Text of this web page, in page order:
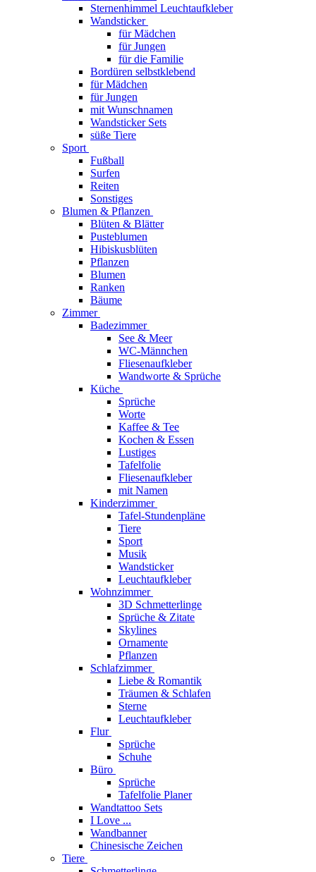
Sternenhimmel Leuchtaufkleber
Wandsticker
für Mädchen
für Jungen
für die Familie
Bordüren selbstklebend
für Mädchen
für Jungen
mit Wunschnamen
Wandsticker Sets
süße Tiere
Sport
Fußball
Surfen
Reiten
Sonstiges
Blumen & Pflanzen
Blüten & Blätter
Pusteblumen
Hibiskusblüten
Pflanzen
Blumen
Ranken
Bäume
Zimmer
Badezimmer
See & Meer
WC-Männchen
Fliesenaufkleber
Wandworte & Sprüche
Küche
Sprüche
Worte
Kaffee & Tee
Kochen & Essen
Lustiges
Tafelfolie
Fliesenaufkleber
mit Namen
Kinderzimmer
Tafel-Stundenpläne
Tiere
Sport
Musik
Wandsticker
Leuchtaufkleber
Wohnzimmer
3D Schmetterlinge
Sprüche & Zitate
Skylines
Ornamente
Pflanzen
Schlafzimmer
Liebe & Romantik
Träumen & Schlafen
Sterne
Leuchtaufkleber
Flur
Sprüche
Schuhe
Büro
Sprüche
Tafelfolie Planer
Wandtattoo Sets
I Love ...
Wandbanner
Chinesische Zeichen
Tiere